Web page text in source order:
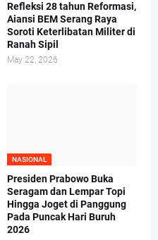
Refleksi 28 tahun Reformasi,
Aiansi BEM Serang Raya
Soroti Keterlibatan Militer di
Ranah Sipil
May 22, 2026
NASIONAL
Presiden Prabowo Buka
Seragam dan Lempar Topi
Hingga Joget di Panggung
Pada Puncak Hari Buruh
2026